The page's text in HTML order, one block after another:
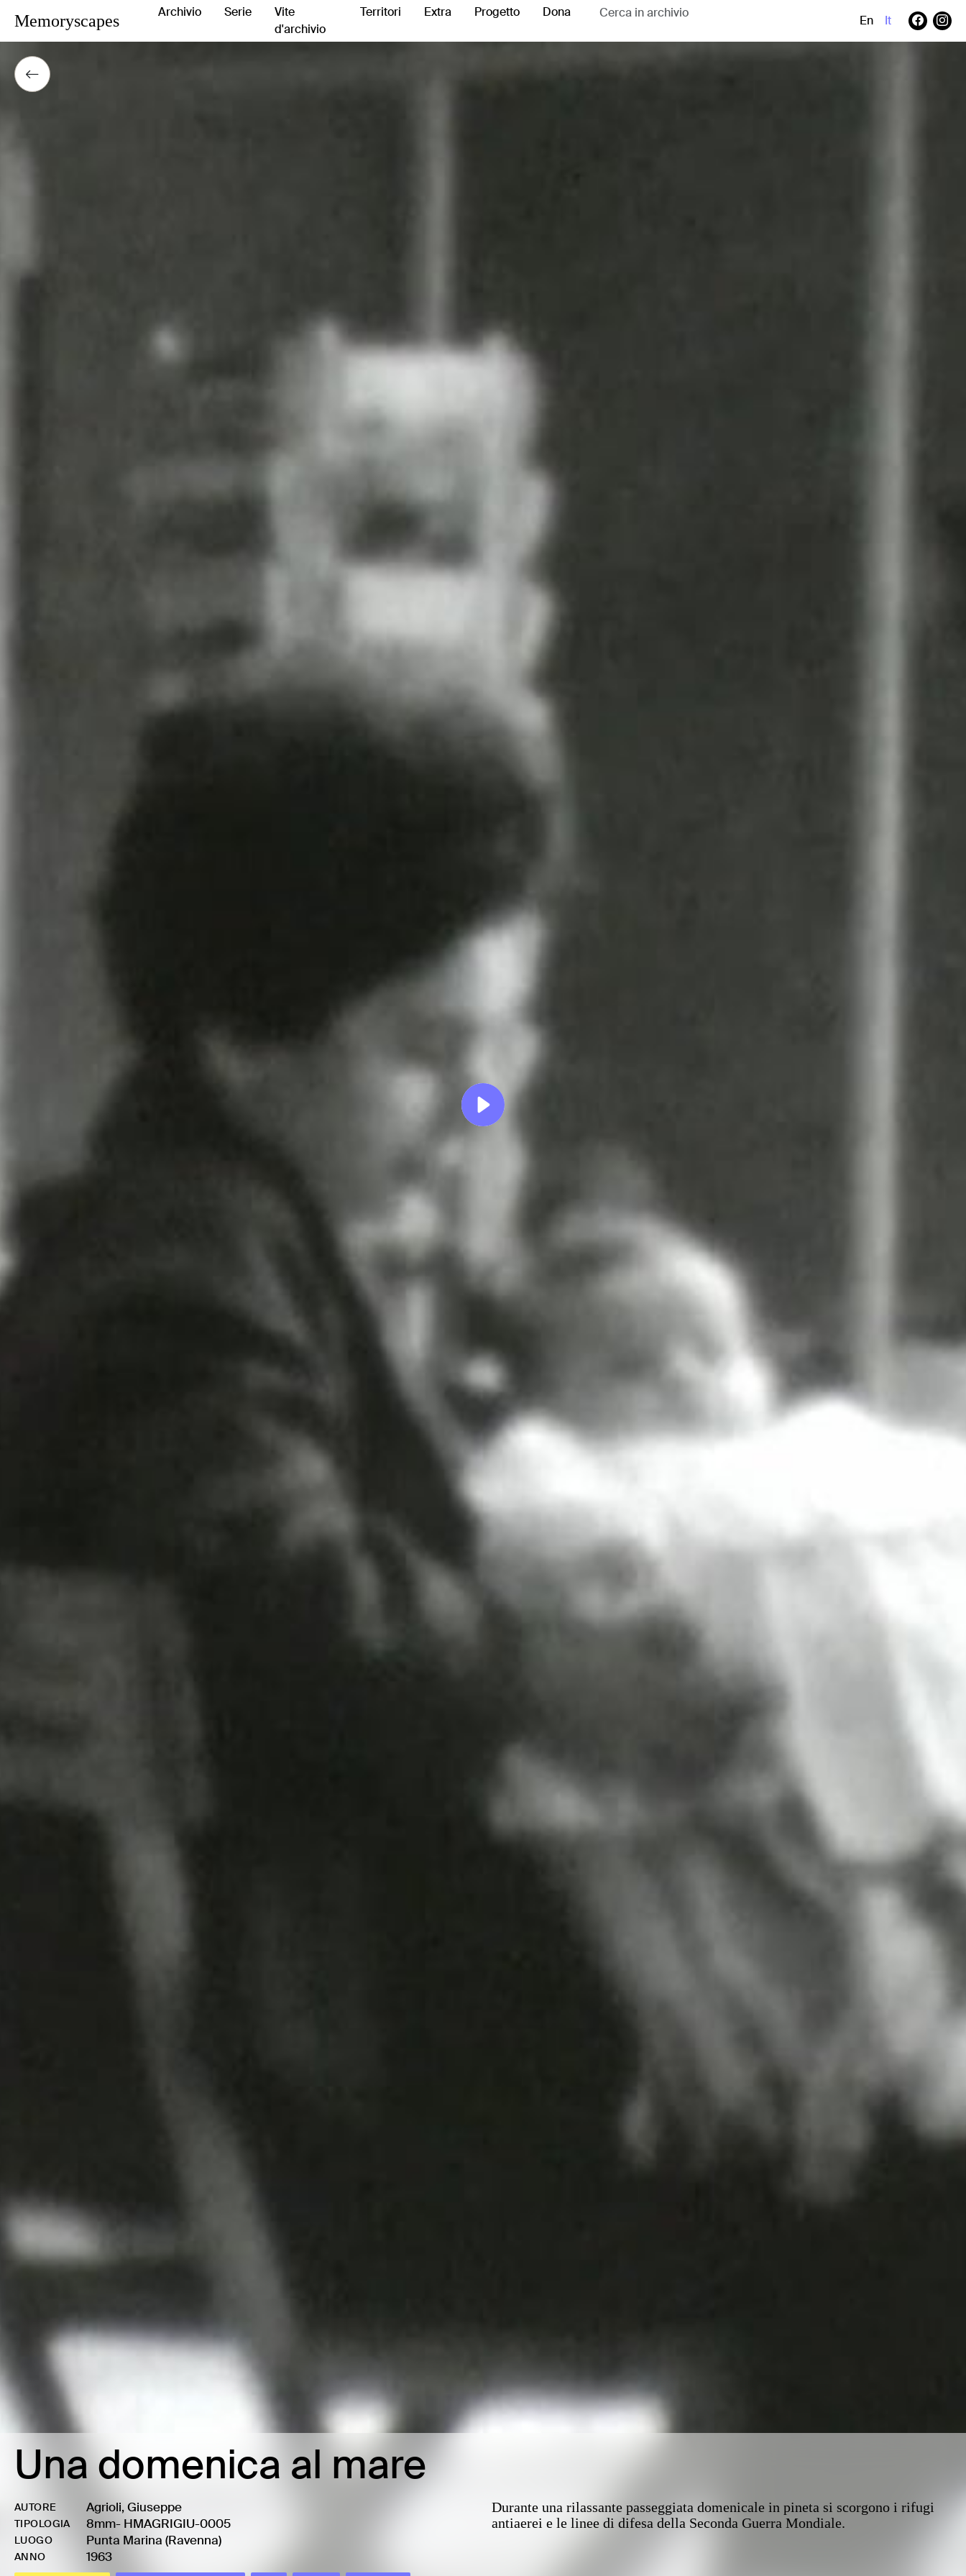
Memoryscapes Archivio Serie
Vite
d'archivio
Territori Extra Progetto Dona
En It
Una domenica al mare
AUTORE Agrioli, Giuseppe
TIPOLOGIA 8mm- HMAGRIGIU-0005
LUOGO Punta Marina (Ravenna)
ANNO 1963
Durante una rilassante passeggiata domenicale in pineta si scorgono i rifugi
antiaerei e le linee di difesa della Seconda Guerra Mondiale.